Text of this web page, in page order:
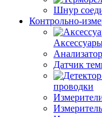
Шнур
Контрольно-
Датчик
проводки